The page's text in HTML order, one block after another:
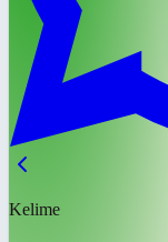
Kelime